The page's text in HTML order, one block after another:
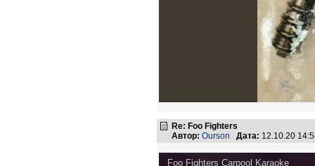
Re: Foo Fighters
Автор: Ourson Дата: 12.10.20
Foo Fighters Carpool Karaoke